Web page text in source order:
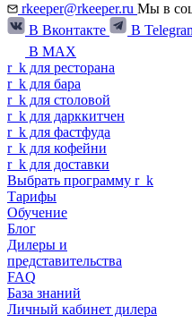
rkeeper@rkeeper.ru Мы в
В Вконтакте
В
В MAX
r_ k для ресторана
r_ k для бара
r_ k для столовой
r_ k для дарккитчен
r_ k для фастфуда
r_ k для кофейни
r_ k для доставки
Выбрать программу r_ k
Тарифы
Обучение
Блог
Дилеры и
представительства
FAQ
База знаний
Личный кабинет дилера